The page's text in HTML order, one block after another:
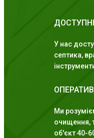
У нас
септика,
Ми
очищення,
об'єкт 40-